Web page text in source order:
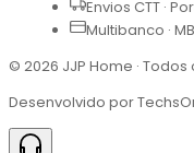
Envios CTT ·
Multibanco ·
© 2026 JJP Home ·
Desenvolvido por